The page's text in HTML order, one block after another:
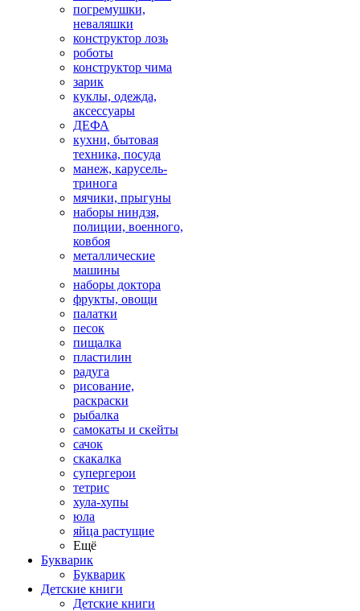
погремушки,
неваляшки
конструктор лозь
роботы
конструктор чима
зарик
куклы, одежда,
аксессуары
ДЕФА
кухни, бытовая
техника, посуда
манеж, карусель-
тринога
мячики, прыгуны
наборы ниндзя,
полиции, военного,
ковбоя
металлические
машины
наборы доктора
фрукты, овощи
палатки
песок
пищалка
пластилин
радуга
рисование,
раскраски
рыбалка
самокаты и скейты
сачок
скакалка
супергерои
тетрис
хула-хупы
юла
яйца растущие
Ещё
Букварик
Букварик
Детские книги
Детские книги